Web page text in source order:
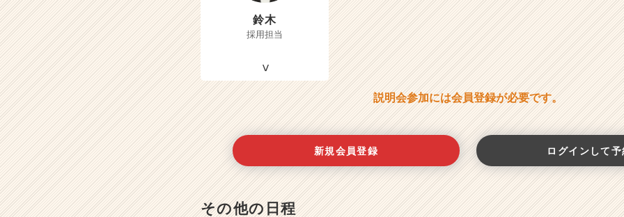
鈴木
採用担当
説明会参加には会員登録が必要です。
新規会員登録 ログインして
その他の日程